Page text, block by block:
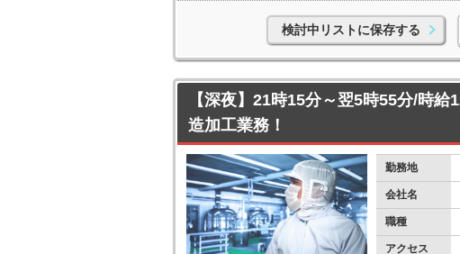
検討中リストに保存する
【深夜】21時15分～翌5時55分/時
造加工業務！
勤務地
会社名
職種
アクセス